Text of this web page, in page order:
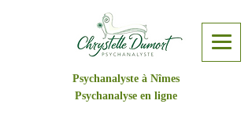
Psychanalyste à Nîmes
Psychanalyse en ligne